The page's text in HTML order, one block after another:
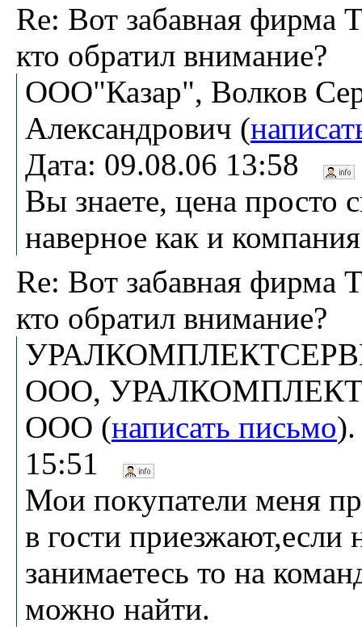
Re: Вот забавная фирма
кто обратил внимание?
ООО"Казар", Волков
Александрович (
Дата: 09.08.06 13:58
Вы знаете, цена просто
наверное как и
Re: Вот забавная фирма
кто обратил внимание?
ООО,
ООО (написать письмо
15:51
Мои покупатели меня
в гости приезжают,если
занимаетесь то на
можно найти.